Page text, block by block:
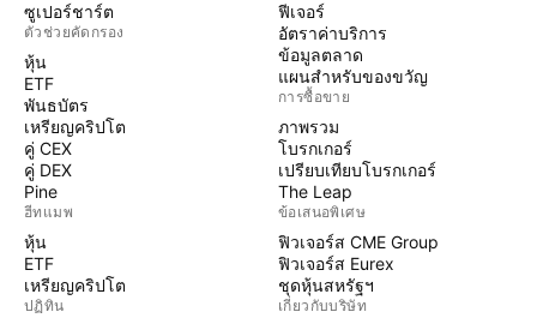
ซูเปอร์ชาร์ต
ตัวช่วยคัดกรอง
หุ้น
ETF
พันธบัตร
เหรียญคริปโต
คู่ CEX
คู่ DEX
Pine
ฮีทแมพ
หุ้น
ETF
เหรียญคริปโต
ปฏิทิน
ฟีเจอร์
อัตราค่าบริการ
ข้อมูลตลาด
แผนสำหรับของขวัญ
การซื้อขาย
ภาพรวม
โบรกเกอร์
เปรียบเทียบโบรกเกอร์
The Leap
ข้อเสนอพิเศษ
ฟิวเจอร์ส CME Group
ฟิวเจอร์ส Eurex
ชุดหุ้นสหรัฐฯ
เกี่ยวกับบริษัท